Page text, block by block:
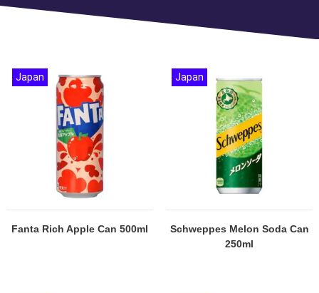
Fanta Rich Apple Can 500ml
Japan
Schweppes Melon Soda Can
250ml
Japan